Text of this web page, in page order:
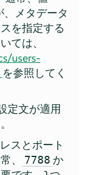
メタデータ
を指定する
ては、
users-
を参照してく
定文が適用
スとポート
、
7788 か